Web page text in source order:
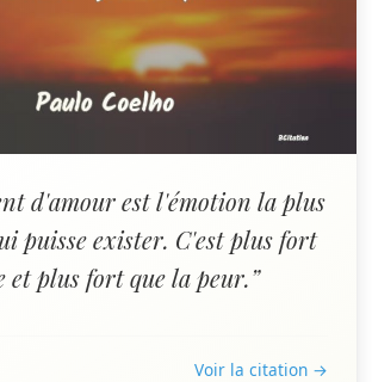
d'amour est l'émotion la plus
puisse exister. C'est plus fort
et plus fort que la peur.”
Voir la citation →